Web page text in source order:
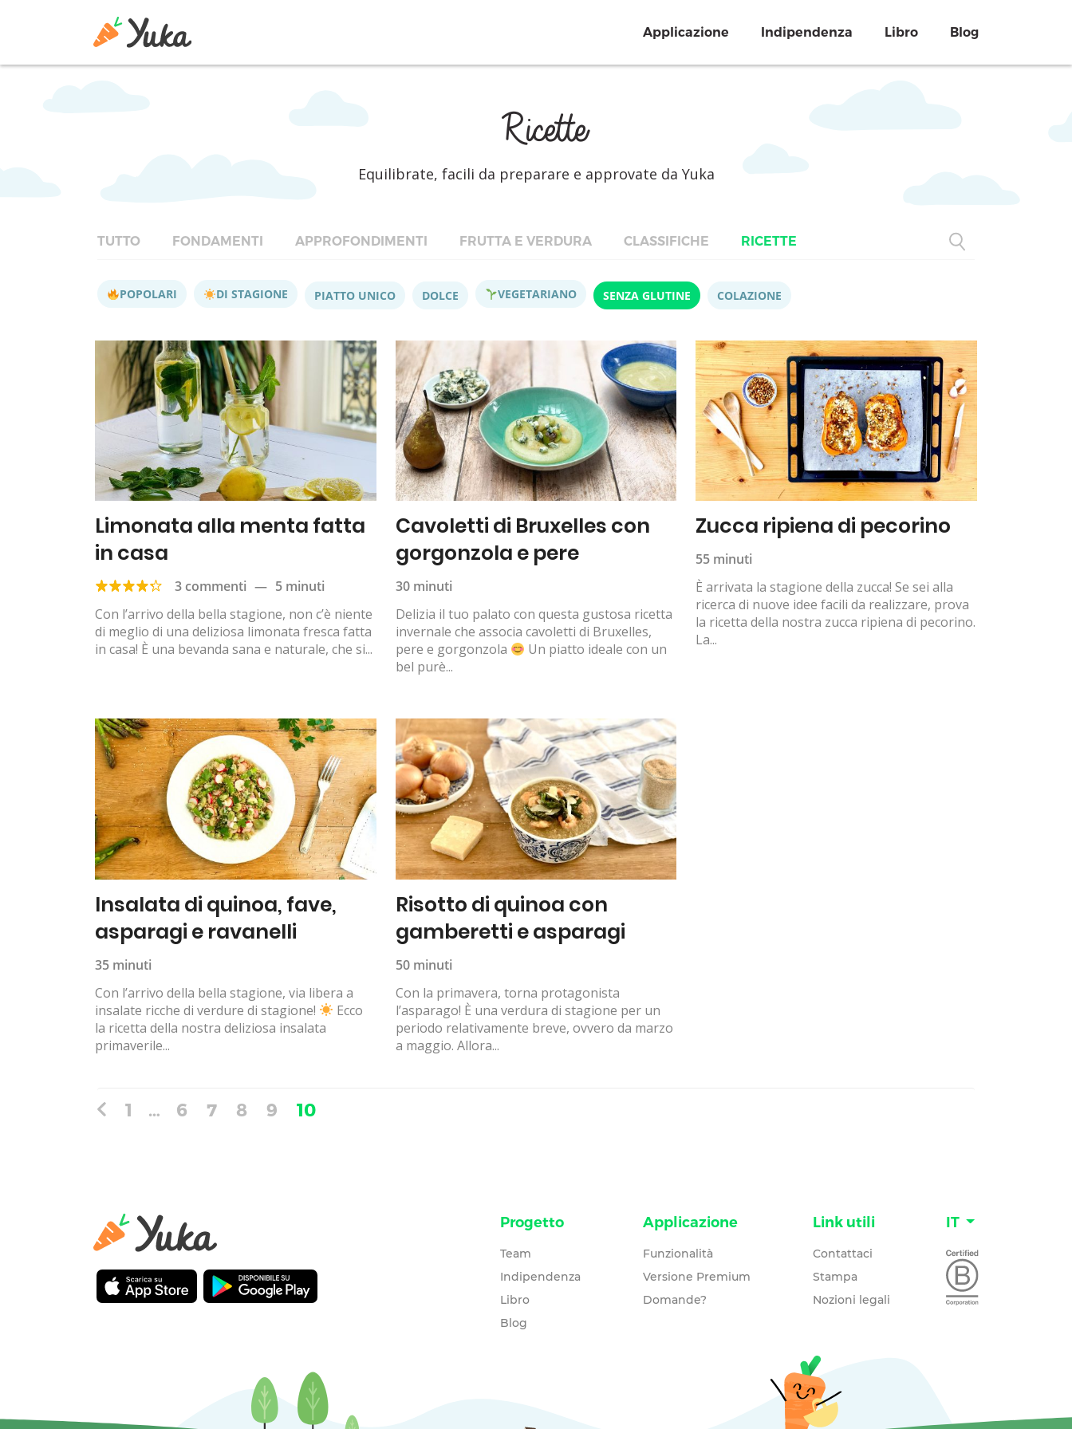
Applicazione Indipendenza Libro Blog
Ricette
Equilibrate, facili da preparare e approvate da Yuka
TUTTO FONDAMENTI APPROFONDIMENTI FRUTTA E VERDURA CLASSIFICHE RICETTE
POPOLARI DI STAGIONE PIATTO UNICO DOLCE VEGETARIANO SENZA GLUTINE COLAZIONE
Limonata alla menta fatta
in casa
3 commenti — 5 minuti
Con l’arrivo della bella stagione, non c’è niente
di meglio di una deliziosa limonata fresca fatta
in casa! È una bevanda sana e naturale, che si...
Cavoletti di Bruxelles con
gorgonzola e pere
30 minuti
Delizia il tuo palato con questa gustosa ricetta
invernale che associa cavoletti di Bruxelles,
pere e gorgonzola
Un piatto ideale con un
bel purè...
Zucca ripiena di pecorino
55 minuti
È arrivata la stagione della zucca! Se sei alla
ricerca di nuove idee facili da realizzare, prova
la ricetta della nostra zucca ripiena di pecorino.
La...
Insalata di quinoa, fave,
asparagi e ravanelli
35 minuti
Con l’arrivo della bella stagione, via libera a
insalate ricche di verdure di stagione!
Ecco
la ricetta della nostra deliziosa insalata
primaverile...
Risotto di quinoa con
gamberetti e asparagi
50 minuti
Con la primavera, torna protagonista
l’asparago! È una verdura di stagione per un
periodo relativamente breve, ovvero da marzo
a maggio. Allora...
1 … 6 7 8 9 10
Progetto
Team
Indipendenza
Libro
Blog
Applicazione
Funzionalità
Versione Premium
Domande?
Link utili
Contattaci
Stampa
Nozioni legali
IT